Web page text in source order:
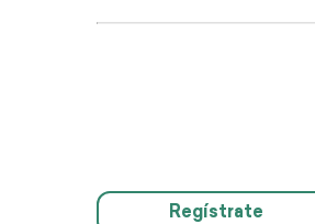
Regístrate